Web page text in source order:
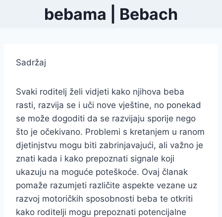
bebama | Bebach
Sadržaj
Svaki roditelj želi vidjeti kako njihova beba
rasti, razvija se i uči nove vještine, no ponekad
se može dogoditi da se razvijaju sporije nego
što je očekivano. Problemi s kretanjem u ranom
djetinjstvu mogu biti zabrinjavajući, ali važno je
znati kada i kako prepoznati signale koji
ukazuju na moguće poteškoće. Ovaj članak
pomaže razumjeti različite aspekte vezane uz
razvoj motoričkih sposobnosti beba te otkriti
kako roditelji mogu prepoznati potencijalne